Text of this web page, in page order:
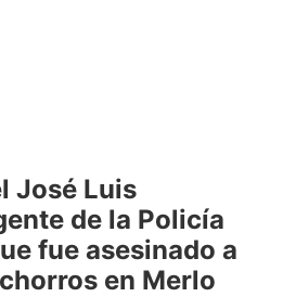
José Luis
de la Policía
fue asesinado a
en Merlo